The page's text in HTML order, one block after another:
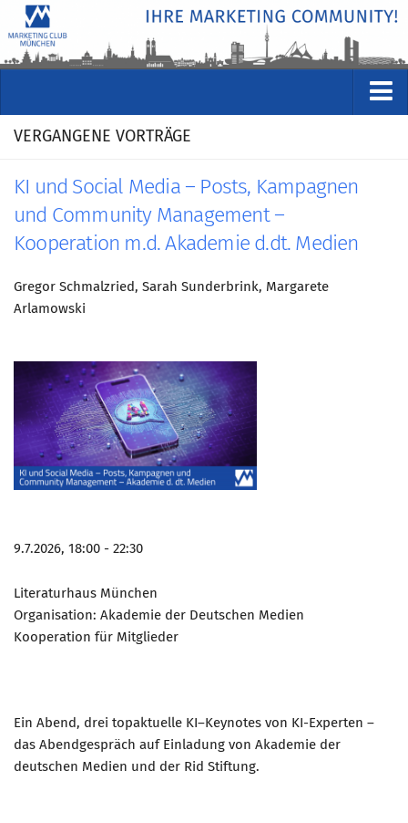
VERANSTALTUNGEN
Rückblicke
Veranstaltungsformate
STUDIO
ÜBER
Geschäftsstelle
Marketing Pioniere
Arbeitsgruppen
MarketingFrauen
Bundesverband Marketing Clubs
MARKETING PIONIERE
Newsletter
Clubmagazin
VERGANGENE VORTRÄGE
KI und Social Media – Posts, Kampagnen
und Community Management –
Kooperation m.d. Akademie d.dt. Medien
Gregor Schmalzried, Sarah Sunderbrink, Margarete
Arlamowski
9.7.2026, 18:00 - 22:30
Literaturhaus München
Organisation: Akademie der Deutschen Medien
Kooperation für Mitglieder
Ein Abend, drei topaktuelle KI–Keynotes von KI-Experten –
das Abendgespräch auf Einladung von Akademie der
deutschen Medien und der Rid Stiftung.